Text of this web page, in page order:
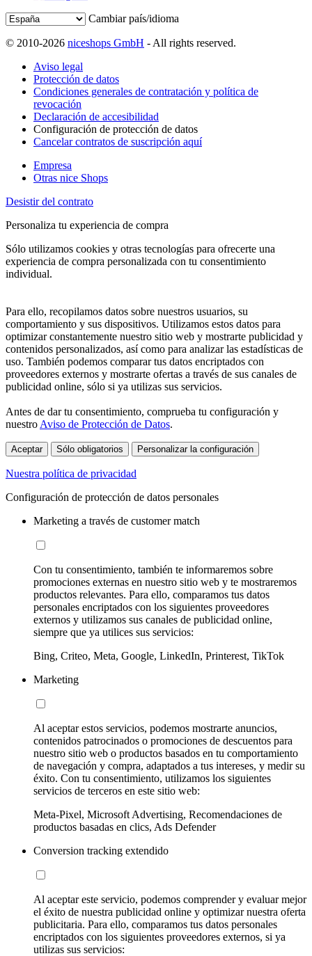
Cambiar país/idioma
© 2010-2026 niceshops GmbH - All rights reserved.
Aviso legal
Protección de datos
Condiciones generales de contratación y política de
revocación
Declaración de accesibilidad
Configuración de protección de datos
Cancelar contratos de suscripción aquí
Empresa
Otras nice Shops
Desistir del contrato
Personaliza tu experiencia de compra
Sólo utilizamos cookies y otras tecnologías para ofrecerte una
experiencia de compra personalizada con tu consentimiento
individual.
Para ello, recopilamos datos sobre nuestros usuarios, su
comportamiento y sus dispositivos. Utilizamos estos datos para
optimizar constantemente nuestro sitio web y mostrarte publicidad y
contenidos personalizados, así como para analizar las estadísticas de
uso. También podemos comparar tus datos encriptados con
proveedores externos y mostrarte ofertas a través de sus canales de
publicidad online, sólo si ya utilizas sus servicios.
Antes de dar tu consentimiento, comprueba tu configuración y
nuestro Aviso de Protección de Datos.
Aceptar Sólo obligatorios Personalizar la configuración
Nuestra política de privacidad
Configuración de protección de datos personales
Marketing a través de customer match
Con tu consentimiento, también te informaremos sobre
promociones externas en nuestro sitio web y te mostraremos
productos relevantes. Para ello, comparamos tus datos
personales encriptados con los siguientes proveedores
externos y utilizamos sus canales de publicidad online,
siempre que ya utilices sus servicios:
Bing, Criteo, Meta, Google, LinkedIn, Printerest, TikTok
Marketing
Al aceptar estos servicios, podemos mostrarte anuncios,
contenidos patrocinados o promociones de descuentos para
nuestro sitio web o productos basados en tu comportamiento
de navegación y compra, adaptados a tus intereses, y medir su
éxito. Con tu consentimiento, utilizamos los siguientes
servicios de terceros en este sitio web:
Meta-Pixel, Microsoft Advertising, Recomendaciones de
productos basadas en clics, Ads Defender
Conversion tracking extendido
Al aceptar este servicio, podemos comprender y evaluar mejor
el éxito de nuestra publicidad online y optimizar nuestra oferta
publicitaria. Para ello, comparamos tus datos personales
encriptados con los siguientes proveedores externos, si ya
utilizas sus servicios: